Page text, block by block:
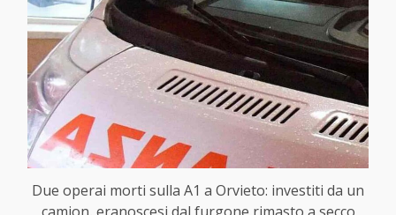
Due operai morti sulla A1 a Orvieto: investiti da un